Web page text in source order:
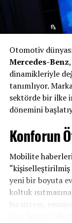
tasarım
Opel standı,
geleceğe
Opel, ekim
dönüş yapmaya
benzersiz bir
etkileyici bir
dikkat çekici ve
Otomotiv
organizasyonları
geleceğin
teknolojileri bir
olmayı
Ekim 2026
Otomotiv
Mercedes-Benz
dinamikleriyle
tanımlıyor.
sektörde bir ilke
dönemini
Konforun
Mobilite
“kişiselleştirilmiş
yeni bir boyuta
koltuk